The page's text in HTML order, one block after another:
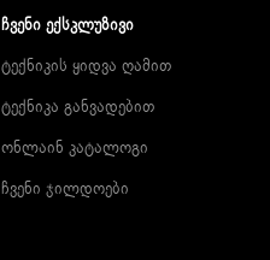
ᲩᲕᲔᲜᲘ ᲔᲥᲡᲙᲚᲣᲖᲘᲕᲘ
ტექნიკის ყიდვა ღამით
ტექნიკა განვადებით
ონლაინ კატალოგი
ჩვენი ჯილდოები